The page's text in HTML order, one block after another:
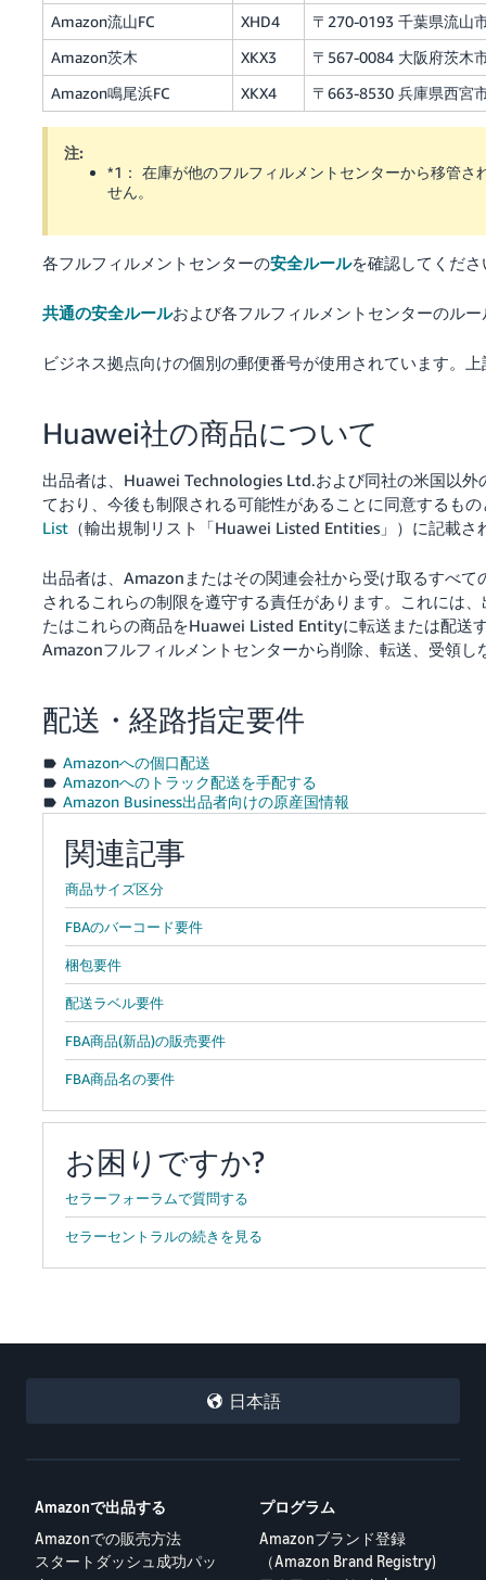
Amazon流山FC
XHD4
〒270-0193 千葉県流山
Amazon茨木
XKX3
〒567-0084 大阪府茨木
Amazon鳴尾浜FC
XKX4 〒663-8530 兵庫県西宮
注:
*1： 在庫が他のフルフィルメントセンターから移管
せん。
各フルフィルメントセンターの安全ルールを確認してくださ
共通の安全ルールおよび各フルフィルメントセンターのル
ビジネス拠点向けの個別の郵便番号が使用されています。
Huawei社の商品について
出品者は、Huawei Technologies Ltd.および同社の米国以
ており、今後も制限される可能性があることに同意するも
List（輸出規制リスト「Huawei Listed Entities」）に記載さ
出品者は、Amazonまたはその関連会社から受け取るすべ
されるこれらの制限を遵守する責任があります。これには
たはこれらの商品をHuawei Listed Entityに転送または配送
Amazonフルフィルメントセンターから削除、転送、受領
配送・経路指定要件
Amazonへの個口配送
Amazonへのトラック配送を手配する
Amazon Business出品者向けの原産国情報
関連記事
商品サイズ区分
FBAのバーコード要件
梱包要件
配送ラベル要件
FBA商品(新品)の販売要件
FBA商品名の要件
お困りですか?
セラーフォーラムで質問する
セラーセントラルの続きを見る
日本語
Amazonで出品する
Amazonでの販売方法
スタートダッシュ成功パッ
プログラム
Amazonブランド登録
（Amazon Brand Registry)